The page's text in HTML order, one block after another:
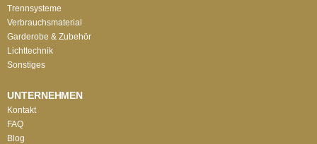
Trennsysteme
Verbrauchsmaterial
Garderobe & Zubehör
Lichttechnik
Sonstiges
UNTERNEHMEN
Kontakt
FAQ
Blog